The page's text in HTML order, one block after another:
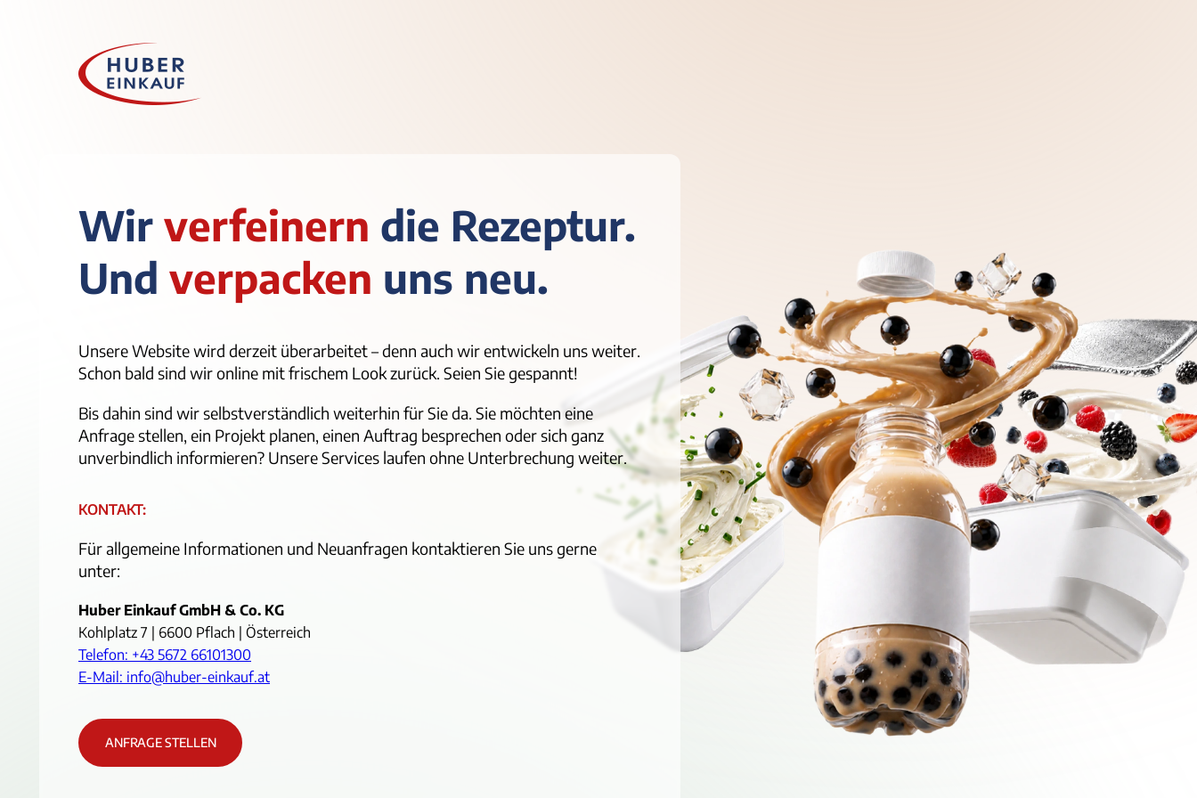
Wir verfeinern die Rezeptur.
Und verpacken uns neu.
Unsere Website wird derzeit überarbeitet – denn auch wir entwickeln uns weiter.
Schon bald sind wir online mit frischem Look zurück. Seien Sie gespannt!
Bis dahin sind wir selbstverständlich weiterhin für Sie da. Sie möchten eine
Anfrage stellen, ein Projekt planen, einen Auftrag besprechen oder sich ganz
unverbindlich informieren? Unsere Services laufen ohne Unterbrechung weiter.
KONTAKT:
Für allgemeine Informationen und Neuanfragen kontaktieren Sie uns gerne
unter:
Huber Einkauf GmbH & Co. KG
Kohlplatz 7 | 6600 Pflach | Österreich
Telefon: +43 5672 66101300
E-Mail: info@huber-einkauf.at
ANFRAGE STELLEN